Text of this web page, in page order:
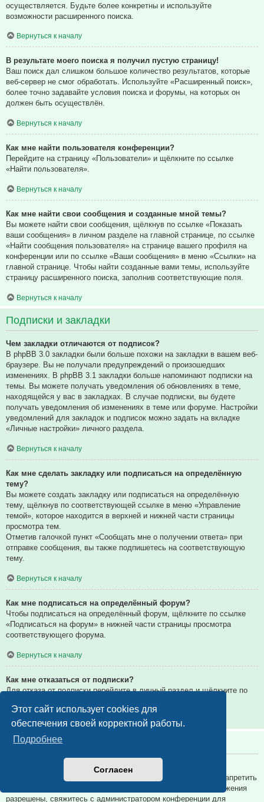
Этот сайт использует cookies для
обеспечения своей корректной работы.
Подробнее
Согласен
осуществляется. Будьте более конкретны и используйте
возможности расширенного поиска.
Вернуться к началу
В результате моего поиска я получил пустую страницу!
Ваш поиск дал слишком большое количество результатов, которые
веб-сервер не смог обработать. Используйте «Расширенный поиск»,
более точно задавайте условия поиска и форумы, на которых он
должен быть осуществлён.
Вернуться к началу
Как мне найти пользователя конференции?
Перейдите на страницу «Пользователи» и щёлкните по ссылке
«Найти пользователя».
Вернуться к началу
Как мне найти свои сообщения и созданные мной темы?
Вы можете найти свои сообщения, щёлкнув по ссылке «Показать
ваши сообщения» в личном разделе на главной странице, по ссылке
«Найти сообщения пользователя» на странице вашего профиля на
конференции или по ссылке «Ваши сообщения» в меню «Ссылки» на
главной странице. Чтобы найти созданные вами темы, используйте
страницу расширенного поиска, заполнив соответствующие поля.
Вернуться к началу
Подписки и закладки
Чем закладки отличаются от подписок?
В phpBB 3.0 закладки были больше похожи на закладки в вашем веб-
браузере. Вы не получали предупреждений о произошедших
изменениях. В phpBB 3.1 закладки больше напоминают подписки на
темы. Вы можете получать уведомления об обновлениях в теме,
находящейся у вас в закладках. В случае подписки, вы будете
получать уведомления об изменениях в теме или форуме. Настройки
уведомлений для закладок и подписок можно задать на вкладке
«Личные настройки» личного раздела.
Вернуться к началу
Как мне сделать закладку или подписаться на определённую
тему?
Вы можете создать закладку или подписаться на определённую
тему, щёлкнув по соответствующей ссылке в меню «Управление
темой», которое находится в верхней и нижней части страницы
просмотра тем.
Отметив галочкой пункт «Сообщать мне о получении ответа» при
отправке сообщения, вы также подпишетесь на соответствующую
тему.
Вернуться к началу
Как мне подписаться на определённый форум?
Чтобы подписаться на определённый форум, щёлкните по ссылке
«Подписаться на форум» в нижней части страницы просмотра
соответствующего форума.
Вернуться к началу
Как мне отказаться от подписки?
Для отказа от подписки перейдите в личный раздел и щёлкните по
Вернуться к началу
Вложения
Какие вложения разрешены на этой конференции?
Администратор каждой конференции может разрешить или запретить
определённые типы вложений. Если вы не знаете, какие вложения
разрешены, свяжитесь с администратором конференции для